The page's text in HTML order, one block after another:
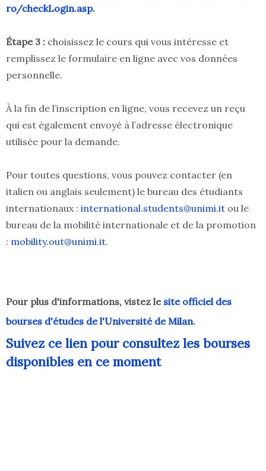
ro/checkLogin.asp.
Étape 3 : choisissez le cours qui vous intéresse et
remplissez le formulaire en ligne avec vos données
personnelle.
À la fin de l’inscription en ligne, vous recevez un reçu
qui est également envoyé à l’adresse électronique
utilisée pour la demande.
Pour toutes questions, vous pouvez contacter (en
italien ou anglais seulement) le bureau des étudiants
internationaux : international.students@unimi.it ou le
bureau de la mobilité internationale et de la promotion
: mobility.out@unimi.it.
Pour plus d'informations, vistez le site officiel des
bourses d'études de l'Université de Milan.
Suivez ce lien pour consultez les bourses
disponibles en ce moment